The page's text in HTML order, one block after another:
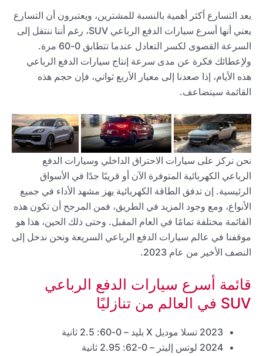
يعد التسارع أكثر أهمية بالنسبة للمشترين، ويعتبرون أن التسارع
يعني أنها أسرع سيارات الدفع الرباعي SUV، رغم أننا ننتقل إلى
السرعة القصوى لكسر التعادل عندما تتطابق 0-60 مرة.
ولإعطائك فكرة عن مدى سرعة إنتاج سيارات الدفع الرباعي
هذه الأيام، إذا صعدنا إلى معيار الأربع ثواني، فإن حجم هذه
القائمة سيتضاعف.
نحن نركز على سيارات الاحتراق الداخلي وسيارات الدفع
الرباعي الكهربائية المتوفرة الآن أو قريبًا جدًا في الأسواق
الرئيسية. إن تدفق الطاقة الكهربائية يهز مشهد الأداء في جميع
الأنواع، ومع وجود المزيد في الطريق، فمن المرجح أن تكون هذه
القائمة مختلفة تمامًا في العام المقبل. وحتى ذلك الحين، هذا هو
موقفنا في عالم سيارات الدفع الرباعي السريعة ونحن ندخل إلى
النصف الأخير من عام 2023.
قائمة أسرع سيارات الدفع الرباعي
SUV في العالم من تنازليًا
2023 تسلا موديل X بليد – 0-60: 2.5 ثانية
2024 لوتس إليتر – 0-62: 2.95 ثانية